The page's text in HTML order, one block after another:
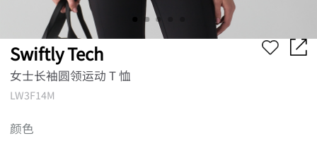
Swiftly Tech
女士长袖圆领运动 T 恤
LW3F14M
颜色